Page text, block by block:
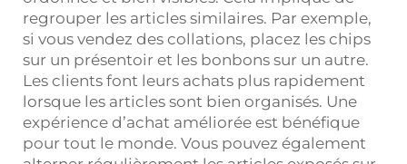
regrouper les articles similaires. Par exemple,
si vous vendez des collations, placez les chips
sur un présentoir et les bonbons sur un autre.
Les clients font leurs achats plus rapidement
lorsque les articles sont bien organisés. Une
expérience d’achat améliorée est bénéfique
pour tout le monde. Vous pouvez également